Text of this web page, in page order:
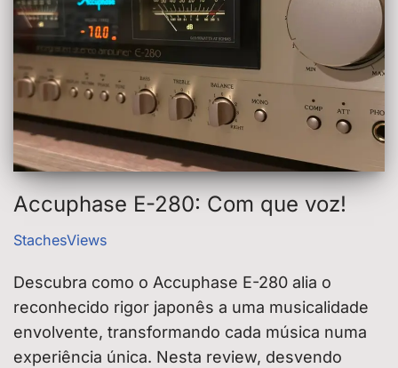
Accuphase E-280: Com que voz!
StachesViews
Descubra como o Accuphase E-280 alia o
reconhecido rigor japonês a uma musicalidade
envolvente, transformando cada música numa
experiência única. Nesta review, desvendo